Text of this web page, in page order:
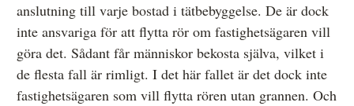
anslutning till varje bostad i tätbebyggelse. De är dock
inte ansvariga för att flytta rör om fastighetsägaren vill
göra det. Sådant får människor bekosta själva, vilket i
de flesta fall är rimligt. I det här fallet är det dock inte
fastighetsägaren som vill flytta rören utan grannen. Och